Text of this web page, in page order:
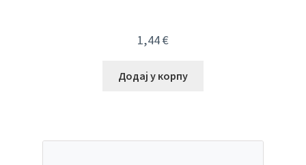
1,44€
Додај у корпу